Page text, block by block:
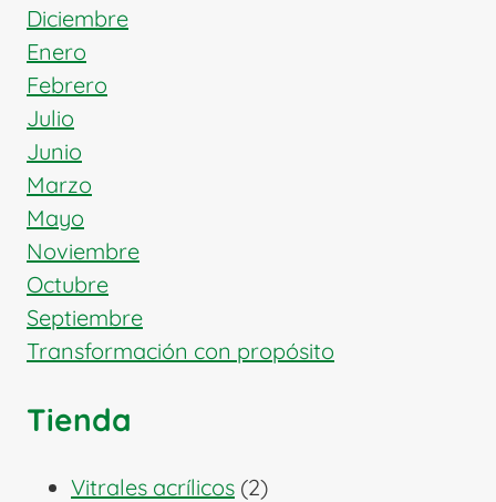
Diciembre
Enero
Febrero
Julio
Junio
Marzo
Mayo
Noviembre
Octubre
Septiembre
Transformación con propósito
Tienda
Vitrales acrílicos 22